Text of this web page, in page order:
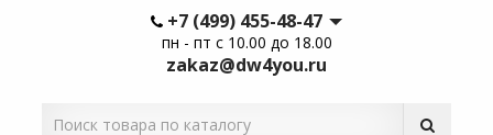
+7 (499) 455-48-47
пн - пт с 10.00 до 18.00
zakaz@dw4you.ru